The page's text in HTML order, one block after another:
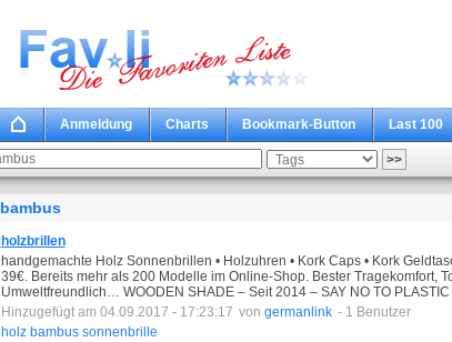
Anmeldung Charts Bookmark-Button Last 100
bambus
holzbrillen
handgemachte Holz Sonnenbrillen • Holzuhren • Kork Caps • Kork
39€. Bereits mehr als 200 Modelle im Online-Shop. Bester Tragekomfort,
Umweltfreundlich… WOODEN SHADE – Seit 2014 – SAY NO TO
Hinzugefügt am 04.09.2017 - 17:23:17 von germanlink - 1 Benutzer
holz bambus sonnenbrille